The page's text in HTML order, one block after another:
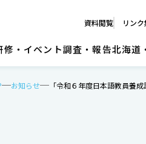
資料閲覧 リンク
・イベント調査・報告北海道
お知らせ 「令和６年度日本語教員養